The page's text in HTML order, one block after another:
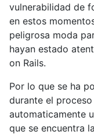
vulnerabilidad de
en estos
peligrosa moda
hayan estado
on Rails.
Por lo que se ha
durante el
automaticamente
que se encuentra